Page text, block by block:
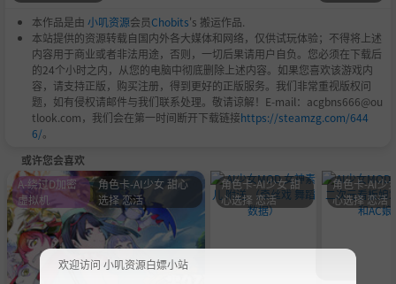
本作品是由 小叽资源会员Chobits's 搬运作品.
本站提供的资源转载自国内外各大媒体和网络，仅供试玩体验；不得将上述
内容用于商业或者非法用途，否则，一切后果请用户自负。您必须在下载后
的24个小时之内，从您的电脑中彻底删除上述内容。如果您喜欢该游戏内
容，请支持正版，购买注册，得到更好的正版服务。我们非常重视版权问
题，如有侵权请邮件与我们联系处理。敬请谅解！E-mail：acgbns666@ou
tlook.com，我们会在第一时间断开下载链接https://steamzg.com/644
6/。
或许您会喜欢
A-绕过D加密
虚拟机
角色卡-AI少女 甜心
选择 恋活
角色卡-AI少女 甜
心选择 恋活
角色卡-AI少
心选择 恋活
欢迎访问 小叽资源白嫖小站